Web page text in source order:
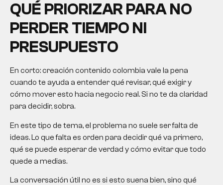
QUÉ PRIORIZAR PARA NO
PERDER TIEMPO NI
PRESUPUESTO
En corto: creación contenido colombia vale la pena
cuando te ayuda a entender qué revisar, qué exigir y
cómo mover esto hacia negocio real. Si no te da claridad
para decidir, sobra.
En este tipo de tema, el problema no suele ser falta de
ideas. Lo que falta es orden para decidir qué va primero,
qué se puede esperar de verdad y cómo evitar que todo
quede a medias.
La conversación útil no es si esto suena bien, sino qué